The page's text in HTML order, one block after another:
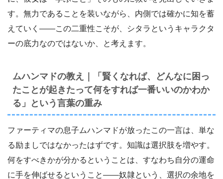
す。無力であることを装いながら、内側では確かに知を蓄
えていく――この二重性こそが、シタラというキャラクタ
ーの底力なのではないか、と考えます。
ムハンマドの教え｜「賢くなれば、どんなに困っ
たことが起きたって何をすれば一番いいのかわか
る」という言葉の重み
ファーティマの息子ムハンマドが放ったこの一言は、単な
る励ましではなかったはずです。知識は選択肢を増やす。
何をすべきかが分かるということは、すなわち自分の運命
に手を伸ばせるということ――奴隷という、選択の余地を